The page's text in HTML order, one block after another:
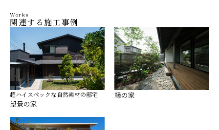
Works
関連する施工事例
超ハイスペックな自然素材の邸宅
望景の家
縁の家